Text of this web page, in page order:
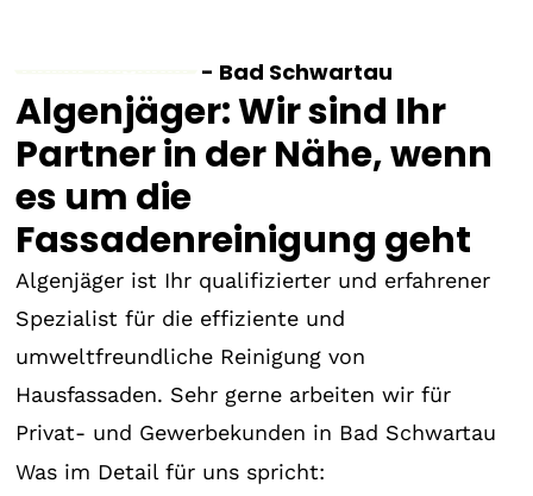
- Bad Schwartau
Algenjäger: Wir sind Ihr
Partner in der Nähe, wenn
es um die
Fassadenreinigung geht
Algenjäger ist Ihr qualifizierter und erfahrener
Spezialist für die effiziente und
umweltfreundliche Reinigung von
Hausfassaden. Sehr gerne arbeiten wir für
Privat- und Gewerbekunden in Bad Schwartau
Was im Detail für uns spricht: